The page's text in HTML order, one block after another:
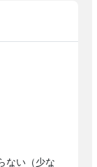
ない（少な